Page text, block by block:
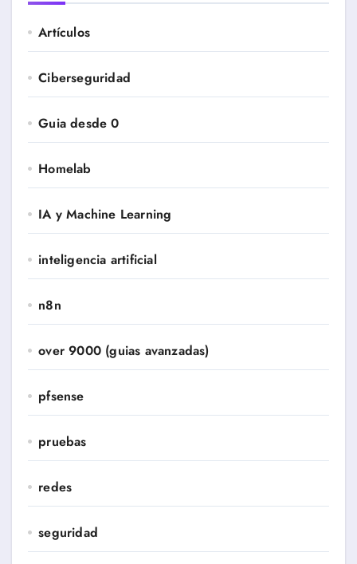
Artículos
Ciberseguridad
Guia desde 0
Homelab
IA y Machine Learning
inteligencia artificial
n8n
over 9000 (guias avanzadas)
pfsense
pruebas
redes
seguridad